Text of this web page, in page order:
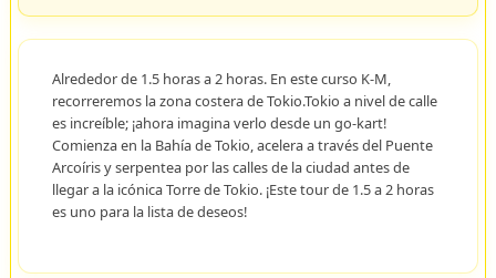
Alrededor de 1.5 horas a 2 horas. En este curso K-M,
recorreremos la zona costera de Tokio.Tokio a nivel de calle
es increíble; ¡ahora imagina verlo desde un go-kart!
Comienza en la Bahía de Tokio, acelera a través del Puente
Arcoíris y serpentea por las calles de la ciudad antes de
llegar a la icónica Torre de Tokio. ¡Este tour de 1.5 a 2 horas
es uno para la lista de deseos!